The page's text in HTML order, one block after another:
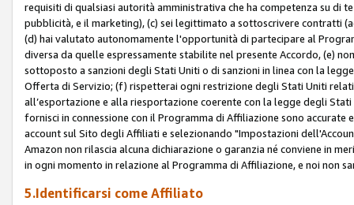
requisiti di qualsiasi autorità amministrativa che ha competenza su di
pubblicità, e il marketing), (c) sei legittimato a sottoscrivere contratti
(d) hai valutato autonomamente l'opportunità di partecipare al
diversa da quelle espressamente stabilite nel presente Accordo, (e)
sottoposto a sanzioni degli Stati Uniti o di sanzioni in linea con la
Offerta di Servizio; (f) rispetterai ogni restrizione degli Stati Uniti
all’esportazione e alla riesportazione coerente con la legge degli
fornisci in connessione con il Programma di Affiliazione sono
account sul Sito degli Affiliati e selezionando "Impostazioni
Amazon non rilascia alcuna dichiarazione o garanzia né conviene in
in ogni momento in relazione al Programma di Affiliazione, e noi non
5.Identificarsi come Affiliato